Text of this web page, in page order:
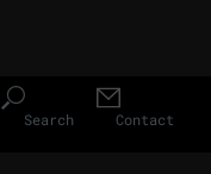
Search Contact